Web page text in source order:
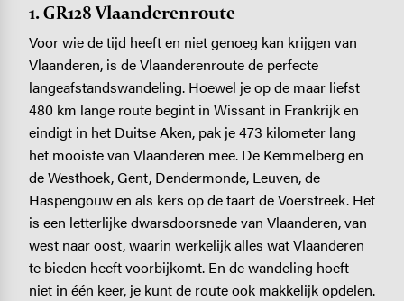
1. GR128 Vlaanderenroute
Voor wie de tijd heeft en niet genoeg kan krijgen van
Vlaanderen, is de Vlaanderenroute de perfecte
langeafstandswandeling. Hoewel je op de maar liefst
480 km lange route begint in Wissant in Frankrijk en
eindigt in het Duitse Aken, pak je 473 kilometer lang
het mooiste van Vlaanderen mee. De Kemmelberg en
de Westhoek, Gent, Dendermonde, Leuven, de
Haspengouw en als kers op de taart de Voerstreek. Het
is een letterlijke dwarsdoorsnede van Vlaanderen, van
west naar oost, waarin werkelijk alles wat Vlaanderen
te bieden heeft voorbijkomt. En de wandeling hoeft
niet in één keer, je kunt de route ook makkelijk opdelen.